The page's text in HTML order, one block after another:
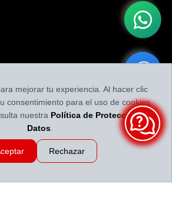
mejorar tu experiencia. Al hacer clic
consentimiento para el uso de cookies
nuestra Política de Protección de
Datos
Rechazar
y nuestro contenido
Servillantas el Dorado 2026-08-09 20:57:14